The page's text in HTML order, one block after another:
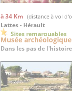
à 34 Km (distance à vol
Lattes - Hérault
Sites remarquables
Musée
Dans les pas de